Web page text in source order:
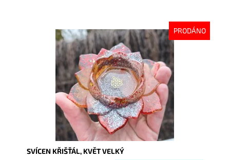
PRODÁNO
Dostupnost:
Vyprodáno
10608
SVÍCEN KŘIŠŤÁL, KVĚT VELKÝ